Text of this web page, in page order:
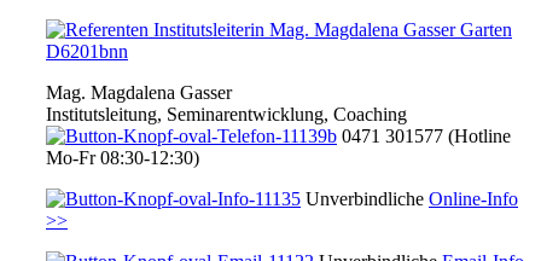
Mag. Magdalena Gasser
Institutsleitung, Seminarentwicklung, Coaching
0471 301577 (Hotline
Mo-Fr 08:30-12:30)
Unverbindliche Online-Info
>>